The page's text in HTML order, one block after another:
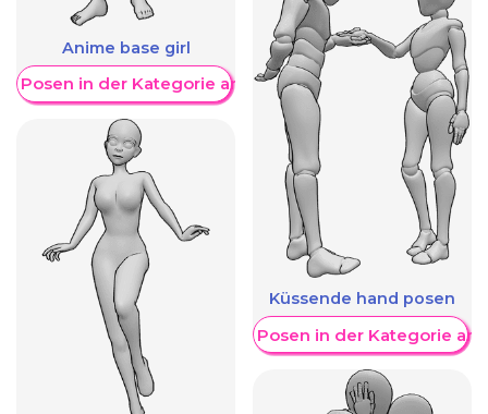
Anime base girl
Posen in der Kategorie anzeigen
Küssende hand posen
Weitere Posen in der Kategorie